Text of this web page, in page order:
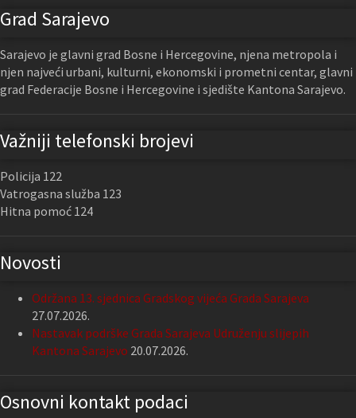
Grad Sarajevo
Sarajevo je glavni grad Bosne i Hercegovine, njena metropola i
njen najveći urbani, kulturni, ekonomski i prometni centar, glavni
grad Federacije Bosne i Hercegovine i sjedište Kantona Sarajevo.
Važniji telefonski brojevi
Policija 122
Vatrogasna služba 123
Hitna pomoć 124
Novosti
Održana 13. sjednica Gradskog vijeća Grada Sarajeva
27.07.2026.
Nastavak podrške Grada Sarajeva Udruženju slijepih
Kantona Sarajevo 20.07.2026.
Osnovni kontakt podaci